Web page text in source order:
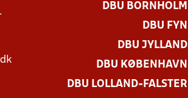
DBU BORNHOLM
DBU FYN
DBU JYLLAND
DBU KØBENHAVN
DBU LOLLAND-FALSTER